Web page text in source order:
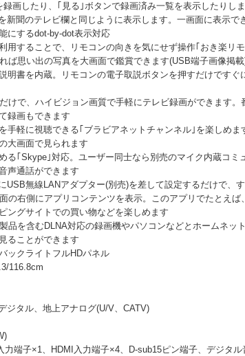
画したり、｢見る｣ボタンで録画済み一覧を表示したりし
新聞のテレビ欄と同じように表示します。一画面に表示
にするdot-by-dot表示対応
用することで、リモコンの向きを気にせず操作｢おき楽リ
ば思い出の写真を大画面で鑑賞できます(USB端子画像掲
明書を内蔵。リモコンの電子取説ボタンを押すだけです
けで、ハイビジョン画質で手軽にテレビ録画ができます
録画もできます
手軽に視聴できる｢ブラビアネットチャンネル｣を楽しめ
大画面で見られます
る｢Skype｣対応。ユーザー同士なら別売のマイク内蔵コミ
声通話ができます
USB無線LANアダプター(別売)を差して設定するだけで、
の右側にアプリコンテンツを表示。このアプリでたとえ
ングサイトでの買い物などを楽しめます
品を含むDLNA対応の録画機やパソコンなどとホームネッ
ることができます
ックライトフルHDパネル
116.8cm
ジタル、地上アナログ(U/V、CATV)
力端子×1、HDMI入力端子×4、D-sub15ピン端子、デジタ